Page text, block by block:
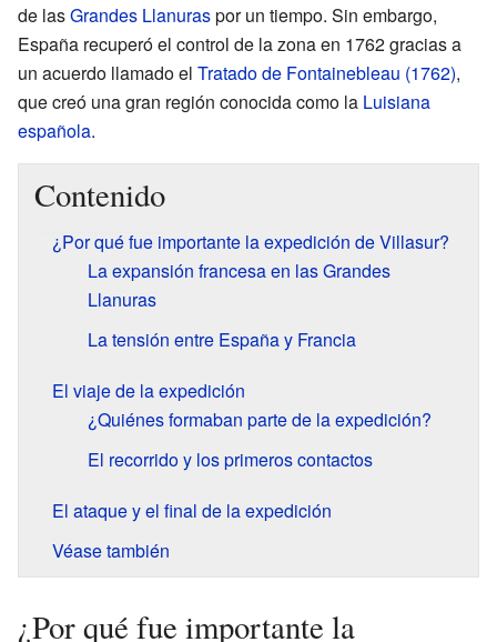
de lasGrandes Llanuraspor un tiempo. Sin embargo,
España recuperó el control de la zona en 1762 gracias a
un acuerdo llamado el Tratado de Fontainebleau (1762),
que creó una gran región conocida como la Luisiana
española.
Contenido
¿Por qué fue importante la expedición de Villasur?
La expansión francesa en las Grandes
Llanuras
La tensión entre España y Francia
El viaje de la expedición
¿Quiénes formaban parte de la expedición?
El recorrido y los primeros contactos
El ataque y el final de la expedición
Véase también
¿Por qué fue importante la